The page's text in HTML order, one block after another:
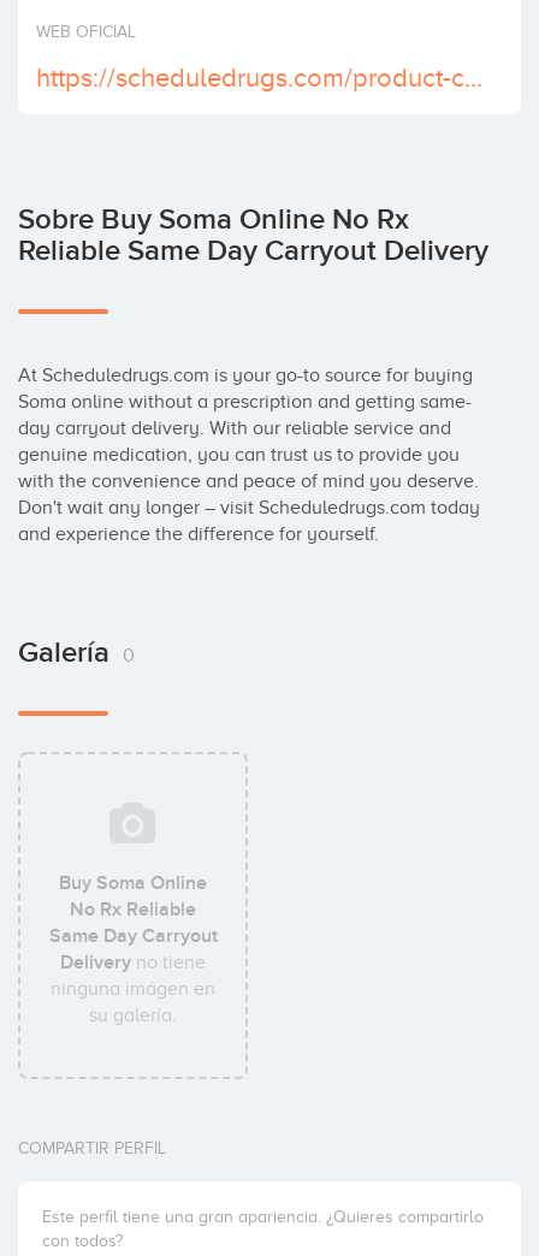
WEB OFICIAL
https://scheduledrugs.com/product-category/buy-soma-online/
Sobre Buy Soma Online No Rx
Reliable Same Day Carryout Delivery
At Scheduledrugs.com is your go-to source for buying
Soma online without a prescription and getting same-
day carryout delivery. With our reliable service and
genuine medication, you can trust us to provide you
with the convenience and peace of mind you deserve.
Don't wait any longer – visit Scheduledrugs.com today
and experience the difference for yourself.
Galería 0
Buy Soma Online
No Rx Reliable
Same Day Carryout
Delivery no tiene
ninguna imágen en
su galería.
COMPARTIR PERFIL
Este perfil tiene una gran apariencia. ¿Quieres compartirlo
con todos?